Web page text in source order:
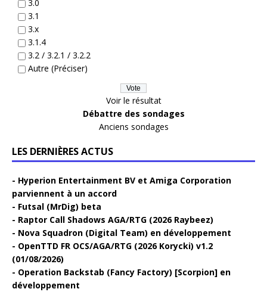
3.0
3.1
3.x
3.1.4
3.2 / 3.2.1 / 3.2.2
Autre (Préciser)
Voir le résultat
Débattre des sondages
Anciens sondages
LES DERNIÈRES ACTUS
Hyperion Entertainment BV et Amiga Corporation
parviennent à un accord
Futsal (MrDig) beta
Raptor Call Shadows AGA/RTG (2026 Raybeez)
Nova Squadron (Digital Team) en développement
OpenTTD FR OCS/AGA/RTG (2026 Korycki) v1.2
(01/08/2026)
Operation Backstab (Fancy Factory) [Scorpion] en
développement